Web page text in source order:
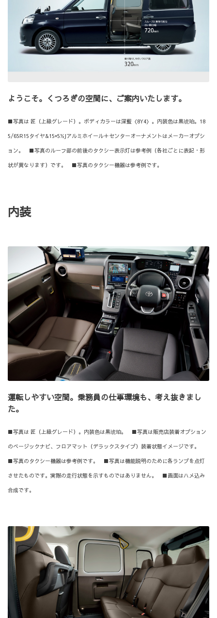
ようこそ。くつろぎの空間に、ご案内いたします。
■写真は 匠（上級グレード）。ボディカラーは深藍〈8Y4〉。内装色は黒琥珀。18
5/65R15タイヤ&15×5½Jアルミホイール＋センターオーナメントはメーカーオプシ
ョン。 ■写真のルーフ部の前後のタクシー表示灯は参考例（各社ごとに表記・形
状が異なります）です。 ■写真のタクシー機器は参考例です。
内装
運転しやすい空間。乗務員の仕事環境も、考え抜きまし
た。
■写真は 匠（上級グレード）。内装色は黒琥珀。 ■写真は販売店装着オプション
のベージックナビ、フロアマット（デラックスタイプ）装着状態イメージです。
■写真のタクシー機器は参考例です。 ■写真は機能説明のために各ランプを点灯
させたものです。実際の走行状態を示すものではありません。 ■画面はハメ込み
合成です。